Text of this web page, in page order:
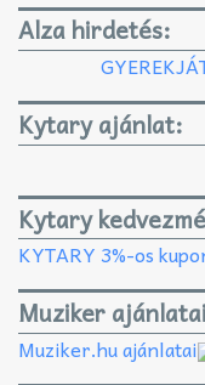
Alza hirdetés:
Kytary ajánlat:
Kytary
KYTARY 3%-os
Muziker
Muziker.hu ajánlatai